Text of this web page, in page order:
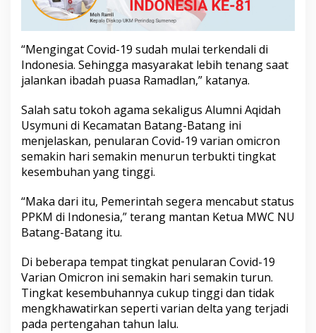
K
M
“Mengingat Covid-19 sudah mulai terkendali di
Indonesia. Sehingga masyarakat lebih tenang saat
jalankan ibadah puasa Ramadlan,” katanya.
Salah satu tokoh agama sekaligus Alumni Aqidah
Usymuni di Kecamatan Batang-Batang ini
menjelaskan, penularan Covid-19 varian omicron
semakin hari semakin menurun terbukti tingkat
kesembuhan yang tinggi.
“Maka dari itu, Pemerintah segera mencabut status
PPKM di Indonesia,” terang mantan Ketua MWC NU
Batang-Batang itu.
Di beberapa tempat tingkat penularan Covid-19
Varian Omicron ini semakin hari semakin turun.
Tingkat kesembuhannya cukup tinggi dan tidak
mengkhawatirkan seperti varian delta yang terjadi
pada pertengahan tahun lalu.